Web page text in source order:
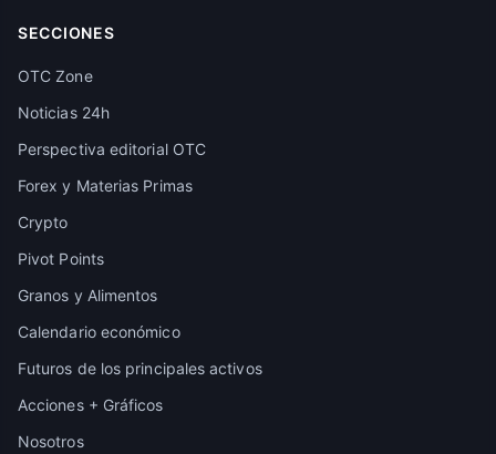
SECCIONES
OTC Zone
Noticias 24h
Perspectiva editorial OTC
Forex y Materias Primas
Crypto
Pivot Points
Granos y Alimentos
Calendario económico
Futuros de los principales activos
Acciones + Gráficos
Nosotros